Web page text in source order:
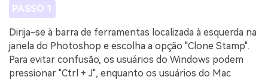
PASSO 1
Dirija-se à barra de ferramentas localizada à esquerda na
janela do Photoshop e escolha a opção "Clone Stamp".
Para evitar confusão, os usuários do Windows podem
pressionar "Ctrl + J", enquanto os usuários do Mac